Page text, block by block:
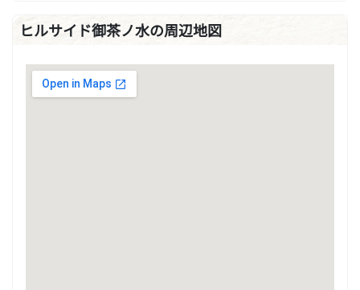
ヒルサイド御茶ノ水の周辺地図